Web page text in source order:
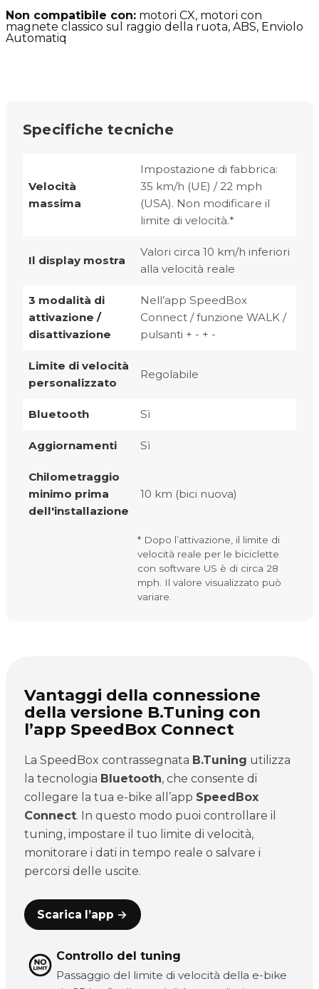
Non compatibile con: motori CX, motori con
magnete classico sul raggio della ruota, ABS, Enviolo
Automatiq
Specifiche tecniche
Velocità
massima
Impostazione di fabbrica:
35 km/h (UE) / 22 mph
(USA). Non modificare il
limite di velocità.*
Il display mostra
Valori circa 10 km/h inferiori
alla velocità reale
3 modalità di
attivazione /
disattivazione
Nell’app SpeedBox
Connect / funzione WALK /
pulsanti + - + -
Limite di velocità
personalizzato
Regolabile
Bluetooth Sì
Aggiornamenti Sì
Chilometraggio
minimo prima
dell'installazione
10 km (bici nuova)
* Dopo l’attivazione, il limite di
velocità reale per le biciclette
con software US è di circa 28
mph. Il valore visualizzato può
variare.
Vantaggi della connessione
della versione B.Tuning con
l’app SpeedBox Connect
La SpeedBox contrassegnata B.Tuning utilizza
la tecnologia Bluetooth, che consente di
collegare la tua e-bike all’app SpeedBox
Connect. In questo modo puoi controllare il
tuning, impostare il tuo limite di velocità,
monitorare i dati in tempo reale o salvare i
percorsi delle uscite.
Scarica l’app →
Controllo del tuning
Passaggio del limite di velocità della e-bike